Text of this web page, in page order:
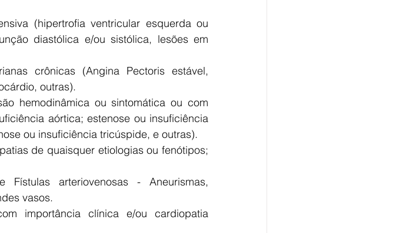
(hipertrofia ventricular esquerda ou
diastólica e/ou sistólica, lesões em
crônicas (Angina Pectoris estável,
outras).
hemodinâmica ou sintomática ou com
aórtica; estenose ou insuficiência
ou insuficiência tricúspide, e outras).
de quaisquer etiologias ou fenótipos;
arteriovenosas - Aneurismas,
vasos.
importância clínica e/ou cardiopatia